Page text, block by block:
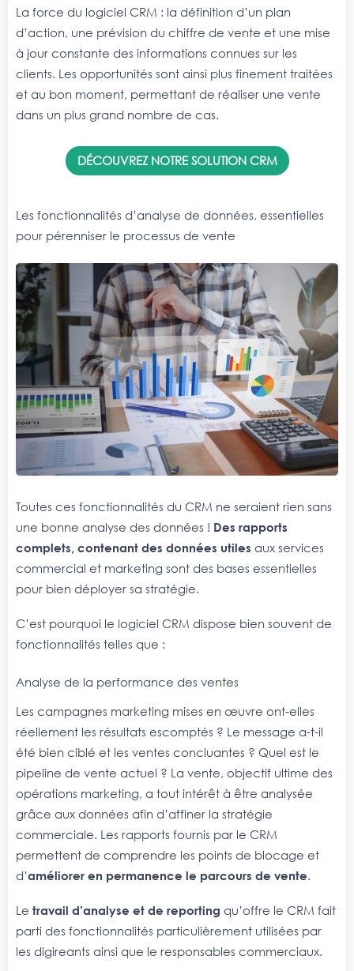
La force du logiciel CRM : la définition d’un plan
d’action, une prévision du chiffre de vente et une mise
à jour constante des informations connues sur les
clients. Les opportunités sont ainsi plus finement traitées
et au bon moment, permettant de réaliser une vente
dans un plus grand nombre de cas.
DÉCOUVREZ NOTRE SOLUTION CRM
Les fonctionnalités d’analyse de données, essentielles
pour pérenniser le processus de vente
Toutes ces fonctionnalités du CRM ne seraient rien sans
une bonne analyse des données ! Des rapports
complets, contenant des données utiles aux services
commercial et marketing sont des bases essentielles
pour bien déployer sa stratégie.
C’est pourquoi le logiciel CRM dispose bien souvent de
fonctionnalités telles que :
Analyse de la performance des ventes
Les campagnes marketing mises en œuvre ont-elles
réellement les résultats escomptés ? Le message a-t-il
été bien ciblé et les ventes concluantes ? Quel est le
pipeline de vente actuel ? La vente, objectif ultime des
opérations marketing, a tout intérêt à être analysée
grâce aux données afin d’affiner la stratégie
commerciale. Les rapports fournis par le CRM
permettent de comprendre les points de blocage et
d’améliorer en permanence le parcours de vente.
Le travail d’analyse et de reporting qu’offre le CRM fait
parti des fonctionnalités particulièrement utilisées par
les digireants ainsi que le responsables commerciaux.